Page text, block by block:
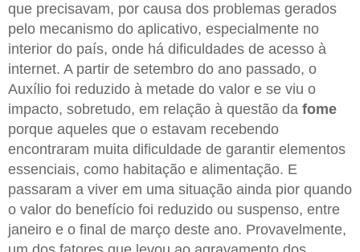
que precisavam, por causa dos problemas gerados
pelo mecanismo do aplicativo, especialmente no
interior do país, onde há dificuldades de acesso à
internet. A partir de setembro do ano passado, o
Auxílio foi reduzido à metade do valor e se viu o
impacto, sobretudo, em relação à questão da fome
porque aqueles que o estavam recebendo
encontraram muita dificuldade de garantir elementos
essenciais, como habitação e alimentação. E
passaram a viver em uma situação ainda pior quando
o valor do benefício foi reduzido ou suspenso, entre
janeiro e o final de março deste ano. Provavelmente,